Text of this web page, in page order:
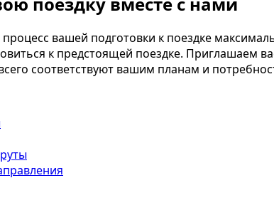
вашей подготовки к поездке
к предстоящей поездке. Приглашаем
соответствуют вашим планам и